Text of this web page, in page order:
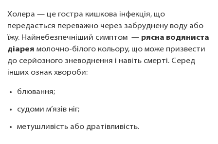
Холера — це гостра кишкова інфекція, що
передається переважно через забруднену воду або
їжу. Найнебезпечніший симптом — рясна водяниста
діарея молочно-білого кольору, що може призвести
до серйозного зневоднення і навіть смерті. Серед
інших ознак хвороби:
блювання;
судоми м’язів ніг;
метушливість або дратівливість.